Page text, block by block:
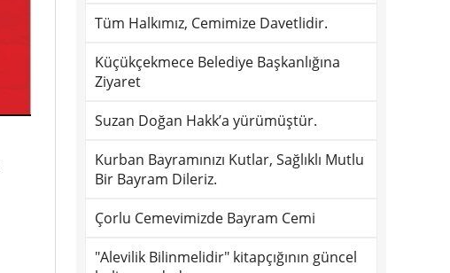
Tüm Halkımız, Cemimize Davetlidir.
Küçükçekmece Belediye Başkanlığına
Ziyaret
Suzan Doğan Hakk’a yürümüştür.
Kurban Bayramınızı Kutlar, Sağlıklı Mutlu
Bir Bayram Dileriz.
Çorlu Cemevimizde Bayram Cemi
"Alevilik Bilinmelidir" kitapçığının güncel